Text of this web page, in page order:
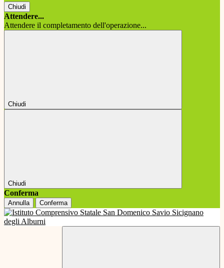
Chiudi
Attendere...
Attendere il completamento dell'operazione...
Chiudi
Chiudi
Conferma
Annulla Conferma